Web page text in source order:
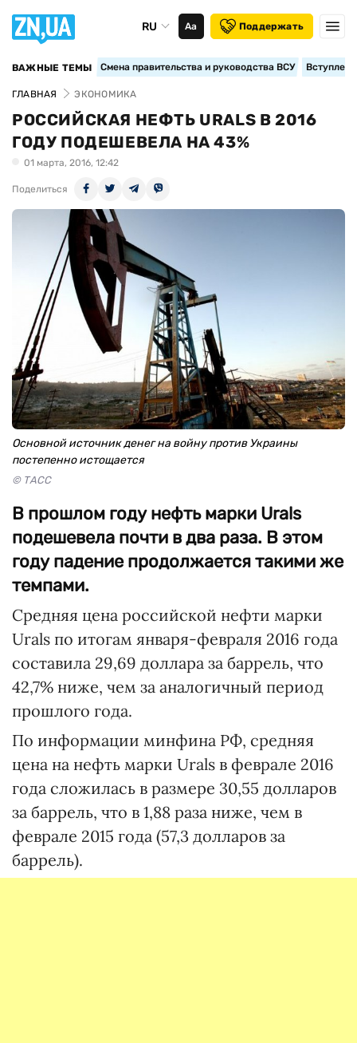
RU Аа Поддержать
ВАЖНЫЕ ТЕМЫ Смена правительства и руководства ВСУ
ГЛАВНАЯ ЭКОНОМИКА
РОССИЙСКАЯ НЕФТЬ URALS В 2016
ГОДУ ПОДЕШЕВЕЛА НА 43%
01 марта, 2016, 12:42
Поделиться
Основной источник денег на войну против Украины
постепенно истощается
© ТАСС
В прошлом году нефть марки Urals
подешевела почти в два раза. В этом
году падение продолжается такими же
темпами.
Средняя цена российской нефти марки
Urals по итогам января-февраля 2016 года
составила 29,69 доллара за баррель, что
42,7% ниже, чем за аналогичный период
прошлого года.
По информации минфина РФ, средняя
цена на нефть марки Urals в феврале 2016
года сложилась в размере 30,55 долларов
за баррель, что в 1,88 раза ниже, чем в
феврале 2015 года (57,3 долларов за
баррель).